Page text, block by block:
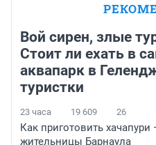
Вой сирен, злые
Стоит ли ехать в
аквапарк в
туристки
23 часа 19 609 26
Как приготовить
жительницы Барнаула